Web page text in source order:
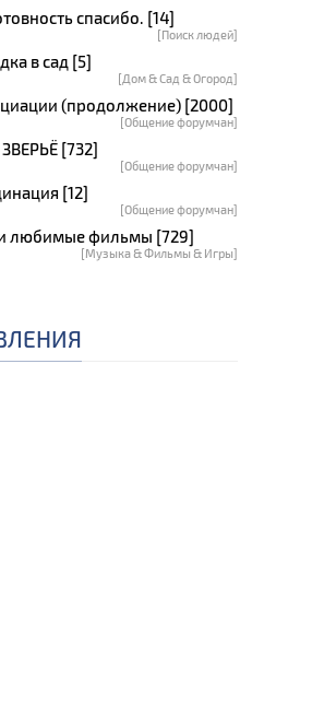
спасибо. [14]
[Поиск людей]
в сад [5]
[Дом & Сад & Огород]
(продолжение) [2000]
[Общение форумчан]
[732]
[Общение форумчан]
[12]
[Общение форумчан]
любимые фильмы [729]
[Музыка & Фильмы & Игры]